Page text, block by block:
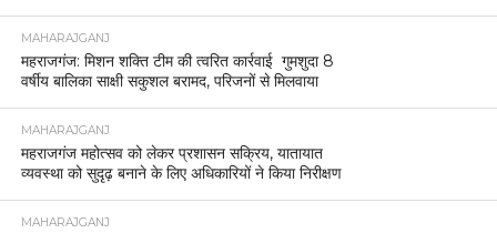
MAHARAJGANJ
महराजगंज: मिशन शक्ति टीम की त्वरित कार्रवाई गुमशुदा 8
वर्षीय बालिका साक्षी सकुशल बरामद, परिजनों से मिलवाया
MAHARAJGANJ
महराजगंज महोत्सव को लेकर प्रशासन सक्रिय, यातायात
व्यवस्था को सुदृढ़ बनाने के लिए अधिकारियों ने किया निरीक्षण
MAHARAJGANJ